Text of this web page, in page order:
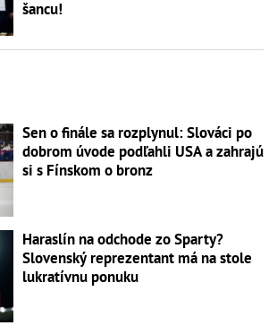
šancu!
Sen o finále sa rozplynul: Slováci po
dobrom úvode podľahli USA a zahrajú
si s Fínskom o bronz
Haraslín na odchode zo Sparty?
Slovenský reprezentant má na stole
lukratívnu ponuku